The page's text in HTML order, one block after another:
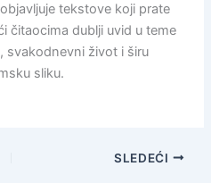
tekstove koji prate
čitaocima dublji uvid u teme
svakodnevni život i širu
sliku.
SLEDEĆI